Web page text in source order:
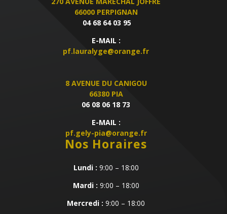
66000 PERPIGNAN
04 68 64 03 95
E-MAIL :
pf.lauralyge@orange.fr
8 AVENUE DU CANIGOU
66380 PIA
06 08 06 18 73
E-MAIL :
pf.gely-pia@orange.fr
Nos Horaires
Lundi : 9:00 – 18:00
Mardi : 9:00 – 18:00
Mercredi : 9:00 – 18:00